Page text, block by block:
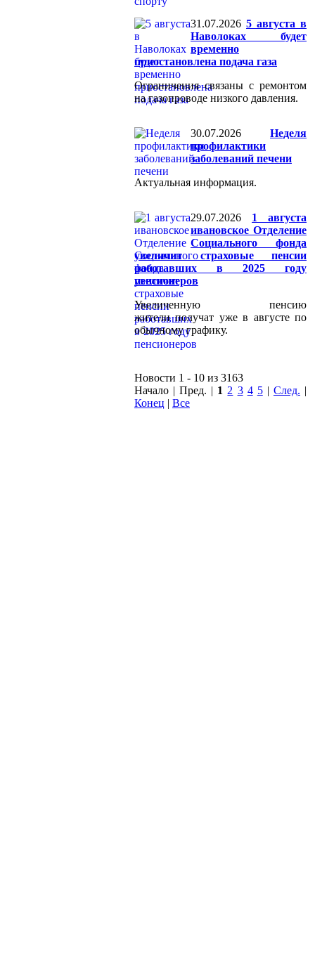
31.07.2026 5 августа в
Наволоках будет
временно
приостановлена подача газа
Ограничения связаны с ремонтом
на газопроводе низкого давления.
30.07.2026
Неделя
профилактики
заболеваний печени
Актуальная информация.
29.07.2026
1 августа
ивановское Отделение
Социального фонда
увеличит страховые пенсии
работавших в 2025 году
пенсионеров
Увеличенную пенсию
жители получат уже в августе по
обычному графику.
Новости 1 - 10 из 3163
Начало | Пред. | 1 2 3 4 5| След. |
Конец | Все